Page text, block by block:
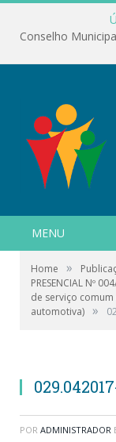
MENU
Home »
PRESENCIAL Nº
de serviço
automotiva) »
POR ADMINISTRADOR